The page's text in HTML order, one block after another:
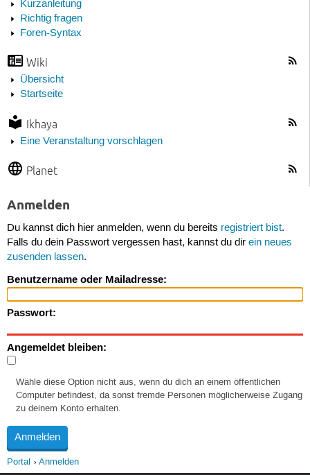
Kurzanleitung
Richtig fragen
Foren-Syntax
Wiki
Übersicht
Startseite
Ikhaya
Eine Veranstaltung vorschlagen
Planet
Anmelden
Du kannst dich hier anmelden, wenn du bereits registriert bist.
Falls du dein Passwort vergessen hast, kannst du dir ein neues
zusenden lassen.
Benutzername oder Mailadresse:
Passwort:
Angemeldet bleiben:
Wähle diese Option nicht aus, wenn du dich an einem öffentlichen
Computer befindest, da sonst fremde Personen möglicherweise Zugang
zu deinem Konto erhalten.
Portal Anmelden